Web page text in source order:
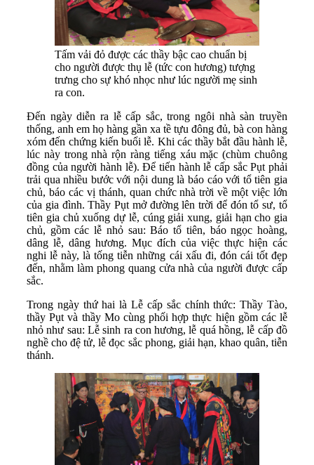
Tấm vải đỏ được các thầy bậc cao chuẩn bị
cho người được thụ lễ (tức con hương) tượng
trưng cho sự khó nhọc như lúc người mẹ sinh
ra con.
Đến ngày diễn ra lễ cấp sắc, trong ngôi nhà sàn truyền
thống, anh em họ hàng gần xa tề tựu đông đủ, bà con hàng
xóm đến chứng kiến buổi lễ. Khi các thầy bắt đầu hành lễ,
lúc này trong nhà rộn ràng tiếng xáu mặc (chùm chuông
đồng của người hành lễ). Để tiến hành lễ cấp sắc Pụt phải
trải qua nhiều bước với nội dung là báo cáo với tổ tiên gia
chủ, báo các vị thánh, quan chức nhà trời về một việc lớn
của gia đình. Thầy Pụt mở đường lên trời để đón tổ sư, tổ
tiên gia chủ xuống dự lễ, cúng giải xung, giải hạn cho gia
chủ, gồm các lễ nhỏ sau: Báo tổ tiên, báo ngọc hoàng,
dâng lễ, dâng hương. Mục đích của việc thực hiện các
nghi lễ này, là tống tiễn những cái xấu đi, đón cái tốt đẹp
đến, nhằm làm phong quang cửa nhà của người được cấp
sắc.
Trong ngày thứ hai là Lễ cấp sắc chính thức: Thầy Tào,
thầy Pụt và thầy Mo cùng phối hợp thực hiện gồm các lễ
nhỏ như sau: Lễ sinh ra con hương, lễ quá hồng, lễ cấp đồ
nghề cho đệ tử, lễ đọc sắc phong, giải hạn, khao quân, tiễn
thánh.